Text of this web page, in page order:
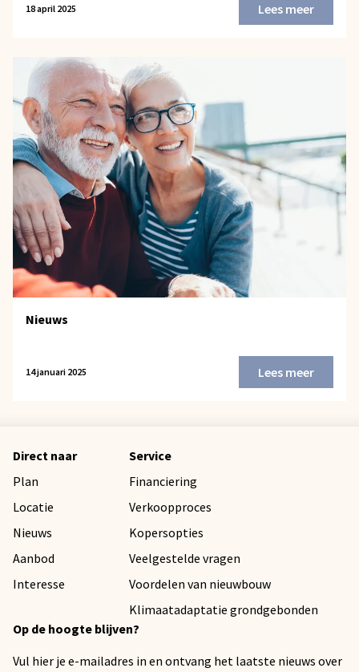
18 april 2025 Lees meer
Nieuws
14 januari 2025 Lees meer
Direct naar
Plan
Locatie
Nieuws
Aanbod
Interesse
Service
Financiering
Verkoopproces
Kopersopties
Veelgestelde vragen
Voordelen van nieuwbouw
Klimaatadaptatie grondgebonden
Op de hoogte blijven?
Vul hier je e-mailadres in en ontvang het laatste nieuws over